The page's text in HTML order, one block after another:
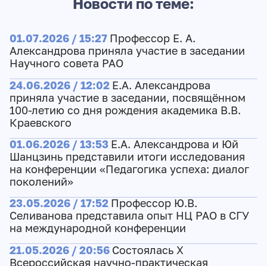
Новости по теме:
01.07.2026 / 15:27 Профессор Е. А.
Александрова приняла участие в заседании
Научного совета РАО
24.06.2026 / 12:02 Е.А. Александрова
приняла участие в заседании, посвящённом
100-летию со дня рождения академика В.В.
Краевского
01.06.2026 / 13:53 Е.А. Александрова и Юй
Шанцзинь представили итоги исследования
на конференции «Педагогика успеха: диалог
поколений»
23.05.2026 / 17:52 Профессор Ю.В.
Селиванова представила опыт НЦ РАО в СГУ
на международной конференции
21.05.2026 / 20:56 Состоялась X
Всероссийская научно-практическая